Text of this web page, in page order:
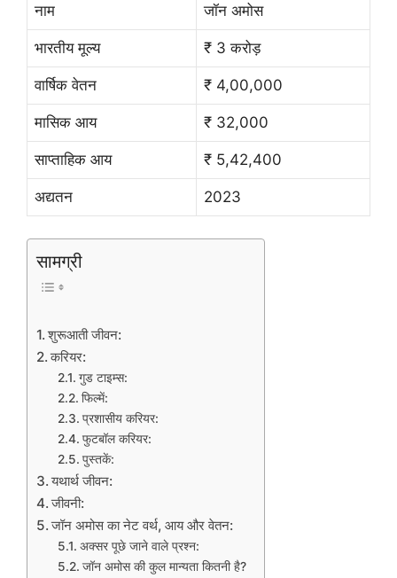
नाम जॉन अमोस
भारतीय मूल्य ₹ 3 करोड़
वार्षिक वेतन ₹ 4,00,000
मासिक आय ₹ 32,000
साप्ताहिक आय ₹ 5,42,400
अद्यतन 2023
सामग्री
शुरूआती जीवन:
करियर:
गुड टाइम्स:
फिल्में:
प्रशासीय करियर:
फुटबॉल करियर:
पुस्तकें:
यथार्थ जीवन:
जीवनी:
जॉन अमोस का नेट वर्थ, आय और वेतन:
अक्सर पूछे जाने वाले प्रश्न:
जॉन अमोस की कुल मान्यता कितनी है?